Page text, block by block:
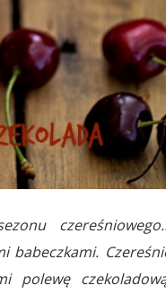
babeczkami.
polewę